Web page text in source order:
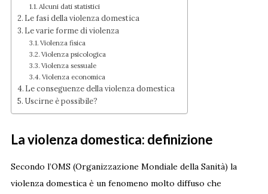
Alcuni dati statistici
Le fasi della violenza domestica
Le varie forme di violenza
Violenza fisica
Violenza psicologica
Violenza sessuale
Violenza economica
Le conseguenze della violenza domestica
Uscirne è possibile?
La violenza domestica: definizione
Secondo l’OMS (Organizzazione Mondiale della Sanità) la
violenza domestica è un fenomeno molto diffuso che